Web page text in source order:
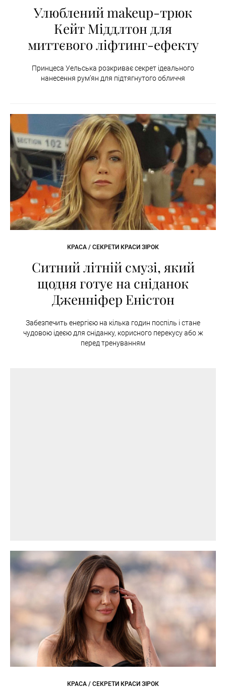
Улюблений makeup-трюк
Кейт Міддлтон для
миттєвого ліфтинг-ефекту
Принцеса Уельська розкриває секрет ідеального
нанесення рум’ян для підтягнутого обличчя
КРАСА / СЕКРЕТИ КРАСИ ЗІРОК
Ситний літній смузі, який
щодня готує на сніданок
Дженніфер Еністон
Забезпечить енергією на кілька годин поспіль і стане
чудовою ідеєю для сніданку, корисного перекусу або ж
перед тренуванням
КРАСА / СЕКРЕТИ КРАСИ ЗІРОК